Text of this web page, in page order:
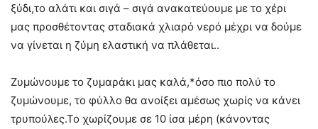
ξύδι,το αλάτι και σιγά – σιγά ανακατεύουμε με το χέρι
μας προσθέτοντας σταδιακά χλιαρό νερό μέχρι να δούμε
να γίνεται η ζύμη ελαστική να πλάθεται..
Ζυμώνουμε το ζυμαράκι μας καλά,*όσο πιο πολύ το
ζυμώνουμε, το φύλλο θα ανοίξει αμέσως χωρίς να κάνει
τρυπούλες.Το χωρίζουμε σε 10 ίσα μέρη (κάνοντας